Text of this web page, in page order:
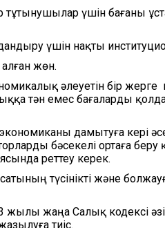
тұтынушылар үшін бағаны
үшін нақты
жөн.
әлеуетін бір жерге
тән емес бағаларды
дамытуға кері
бәсекелі ортаға
реттеу керек.
түсінікті және
жылы жаңа Салық кодексі
тиіс.